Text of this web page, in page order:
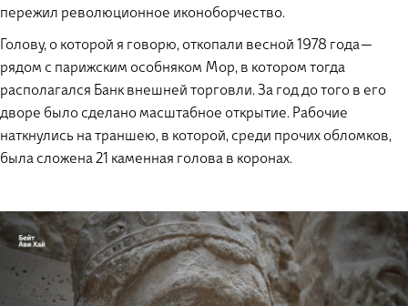
пережил революционное иконоборчество.
Голову, о которой я говорю, откопали весной 1978 года —
рядом с парижским особняком Мор, в котором тогда
располагался Банк внешней торговли. За год до того в его
дворе было сделано масштабное открытие. Рабочие
наткнулись на траншею, в которой, среди прочих обломков,
была сложена 21 каменная голова в коронах.